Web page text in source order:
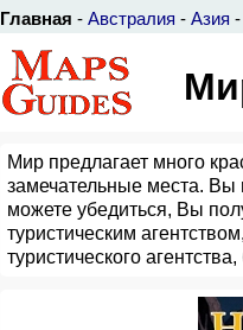
Главная - Австралия - Азия -
Мир предлагает много
замечательные места.
можете убедиться, Вы
туристическим
туристического